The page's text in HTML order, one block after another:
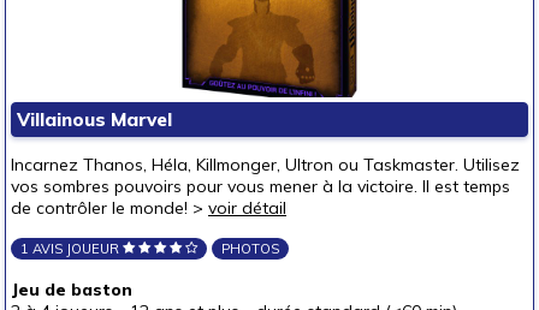
Villainous Marvel
Incarnez Thanos, Héla, Killmonger, Ultron ou Taskmaster. Utilisez
vos sombres pouvoirs pour vous mener à la victoire. Il est temps
de contrôler le monde! > voir détail
1 AVIS JOUEUR PHOTOS
Jeu de baston